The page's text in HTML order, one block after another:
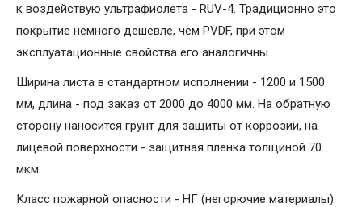
к воздействую ультрафиолета - RUV-4. Традиционно это
покрытие немного дешевле, чем PVDF, при этом
эксплуатационные свойства его аналогичны.
Ширина листа в стандартном исполнении - 1200 и 1500
мм, длина - под заказ от 2000 до 4000 мм. На обратную
сторону наносится грунт для защиты от коррозии, на
лицевой поверхности - защитная пленка толщиной 70
мкм.
Класс пожарной опасности - НГ (негорючие материалы).